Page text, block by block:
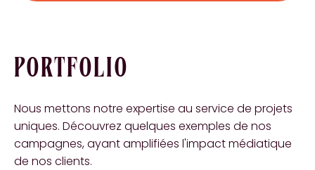
PORTFOLIO
Nous mettons notre expertise au service de projets
uniques. Découvrez quelques exemples de nos
campagnes, ayant amplifiées l'impact médiatique
de nos clients.